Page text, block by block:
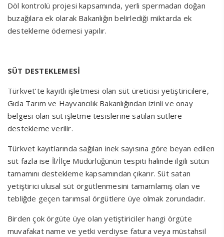
Döl kontrolü projesi kapsamında, yerli spermadan doğan
buzağılara ek olarak Bakanlığın belirlediği miktarda ek
destekleme ödemesi yapılır.
SÜT DESTEKLEMESİ
Türkvet’te kayıtlı işletmesi olan süt üreticisi yetiştiricilere,
Gıda Tarım ve Hayvancılık Bakanlığından izinli ve onay
belgesi olan süt işletme tesislerine satılan sütlere
destekleme verilir.
Türkvet kayıtlarında sağılan inek sayısına göre beyan edilen
süt fazla ise İl/İlçe Müdürlüğünün tespiti halinde ilgili sütün
tamamını destekleme kapsamından çıkarır. Süt satan
yetiştirici ulusal süt örgütlenmesini tamamlamış olan ve
tebliğde geçen tarımsal örgütlere üye olmak zorundadır.
Birden çok örgüte üye olan yetiştiriciler hangi örgüte
muvafakat name ve yetki verdiyse fatura veya müstahsil